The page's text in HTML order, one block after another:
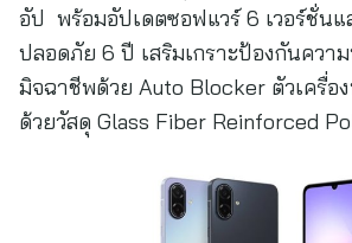
อัป พร้อมอัปเดตซอฟแวร์ 6 เวอร์ชั่นแ
ปลอดภัย 6 ปี เสริมเกราะป้องกันควา
มิจฉาชีพด้วย Auto Blocker ตัวเครื่
ด้วยวัสดุ Glass Fiber Reinforced